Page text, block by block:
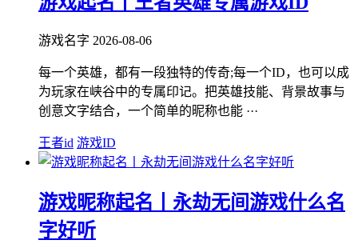
游戏名字 2026-08-06
每一个英雄，都有一段独特的传奇;每一个ID，也可以成
为玩家在峡谷中的专属印记。把英雄技能、背景故事与
创意文字结合，一个简单的昵称也能 ···
王者id 游戏ID
游戏昵称起名丨永劫无间游戏什么名
字好听